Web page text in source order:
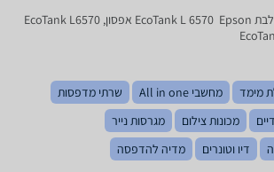
‏מדפסת הזרקת דיו ‏משולבת EcoTank L 6570 ‎ Epson אפסון, EcoTank L6570‎
מימד מחשבי All in one
שרתי מדפסות
מכונות צילום
מגרסות נייר
דיו וטונרים מדיה להדפסה